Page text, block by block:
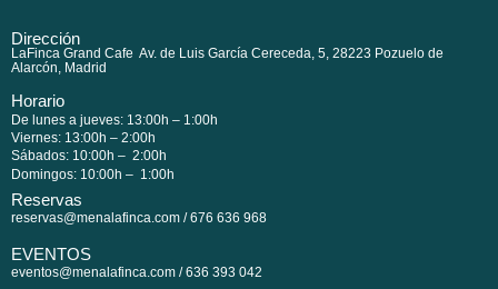
Dirección
LaFinca Grand Cafe Av. de Luis García Cereceda, 5, 28223 Pozuelo de
Alarcón, Madrid
Horario
De lunes a jueves: 13:00h – 1:00h
Viernes: 13:00h – 2:00h
Sábados: 10:00h – 2:00h
Domingos: 10:00h – 1:00h
Reservas
reservas@menalafinca.com / 676 636 968
EVENTOS
eventos@menalafinca.com / 636 393 042